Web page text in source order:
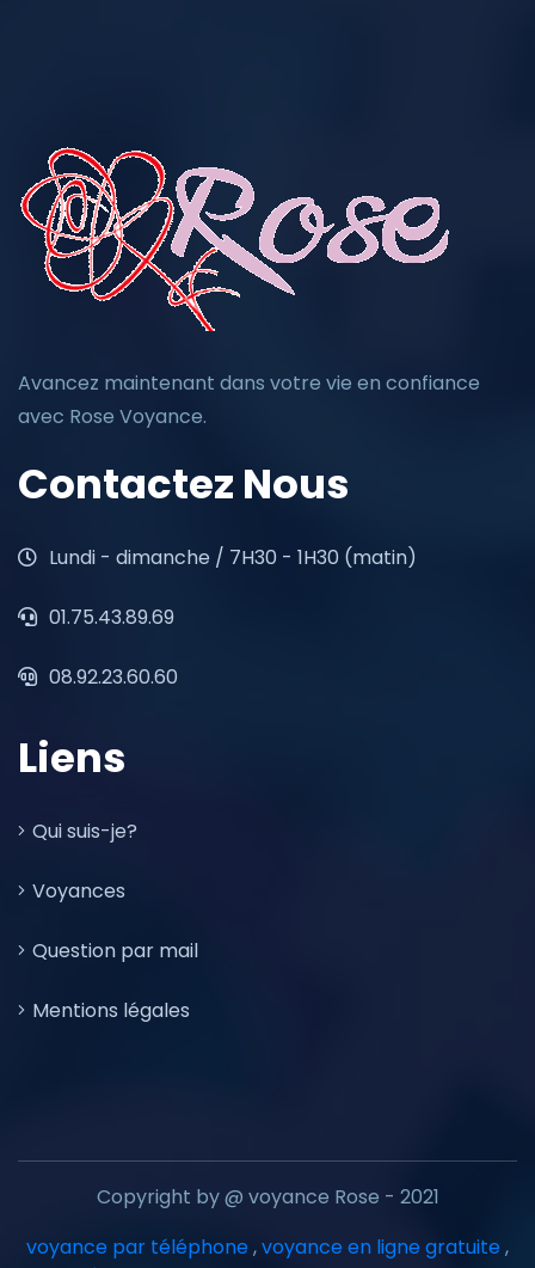
Avancez maintenant dans votre vie en confiance
avec Rose Voyance.
Contactez Nous
Lundi - dimanche / 7H30 - 1H30 (matin)
01.75.43.89.69
08.92.23.60.60
Liens
Qui suis-je?
Voyances
Question par mail
Mentions légales
Copyright by @ voyance Rose - 2021
voyance par téléphone,voyance en ligne gratuite,